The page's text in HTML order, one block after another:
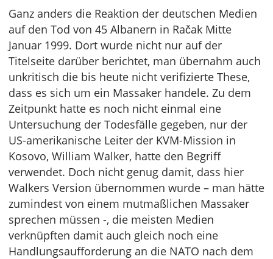
Ganz anders die Reaktion der deutschen Medien
auf den Tod von 45 Albanern in Račak Mitte
Januar 1999. Dort wurde nicht nur auf der
Titelseite darüber berichtet, man übernahm auch
unkritisch die bis heute nicht verifizierte These,
dass es sich um ein Massaker handele. Zu dem
Zeitpunkt hatte es noch nicht einmal eine
Untersuchung der Todesfälle gegeben, nur der
US-amerikanische Leiter der KVM-Mission in
Kosovo, William Walker, hatte den Begriff
verwendet. Doch nicht genug damit, dass hier
Walkers Version übernommen wurde – man hätte
zumindest von einem mutmaßlichen Massaker
sprechen müssen -, die meisten Medien
verknüpften damit auch gleich noch eine
Handlungsaufforderung an die NATO nach dem